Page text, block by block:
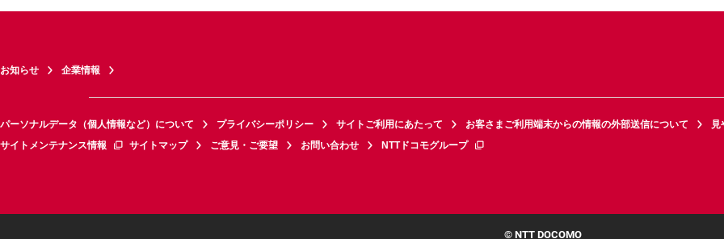
お知らせ 企業情報
パーソナルデータ（個人情報など）について プライバシーポリシー サイトご利用にあたって お客さまご利用端末からの情報の外部送信について
見
サイトメンテナンス情報
サイトマップ ご意見・ご要望 お問い合わせ NTTドコモグループ
© NTT DOCOMO